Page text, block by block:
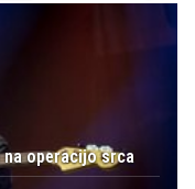
na operacijo srca